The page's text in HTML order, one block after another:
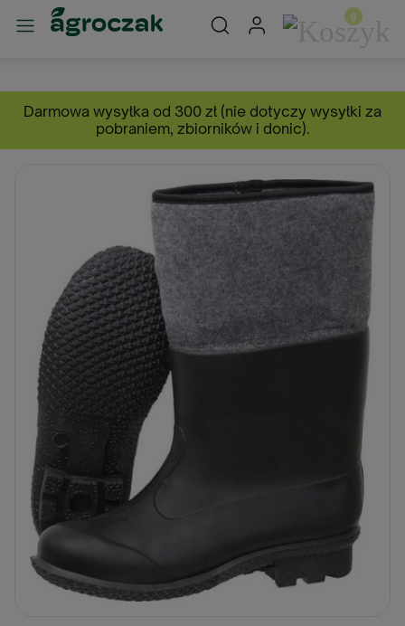
Darmowa wysyłka od 300 zł (nie dotyczy wysyłki za
pobraniem, zbiorników i donic).